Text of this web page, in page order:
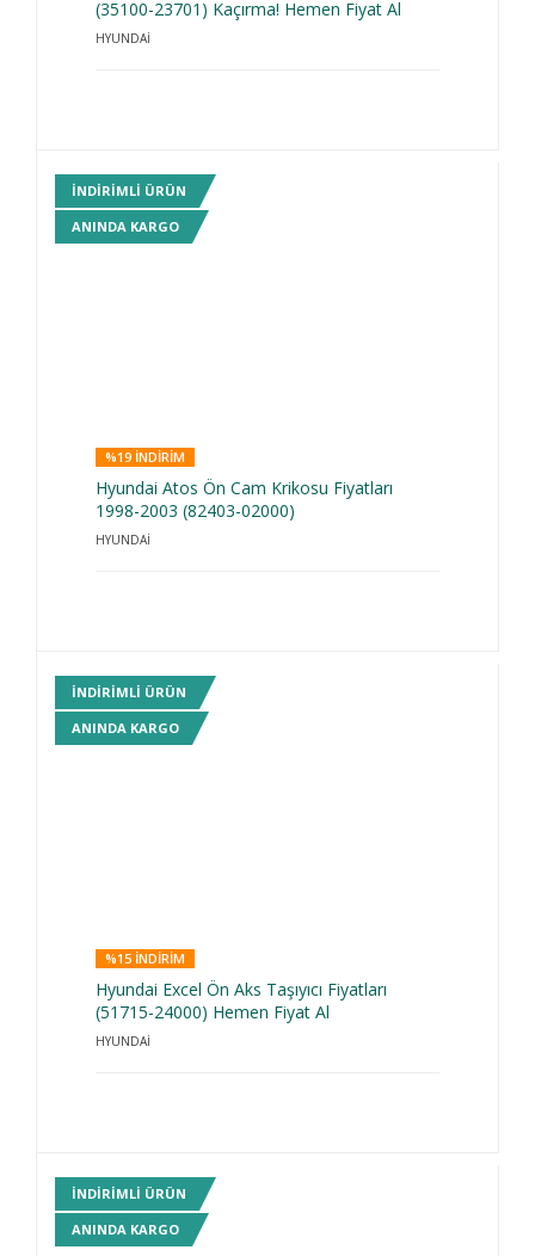
(35100-23701) Kaçırma! Hemen Fiyat Al
HYUNDAİ
INDIRIMLI ÜRÜN
ANINDA KARGO
%19 INDIRIM
Hyundai Atos Ön Cam Krikosu Fiyatları
1998-2003 (82403-02000)
HYUNDAİ
INDIRIMLI ÜRÜN
ANINDA KARGO
%15 INDIRIM
Hyundai Excel Ön Aks Taşıyıcı Fiyatları
(51715-24000) Hemen Fiyat Al
HYUNDAİ
INDIRIMLI ÜRÜN
ANINDA KARGO